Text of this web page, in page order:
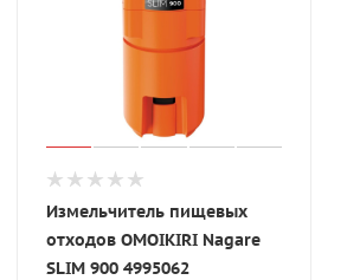
Измельчитель пищевых
отходов OMOIKIRI Nagare
SLIM 900 4995062